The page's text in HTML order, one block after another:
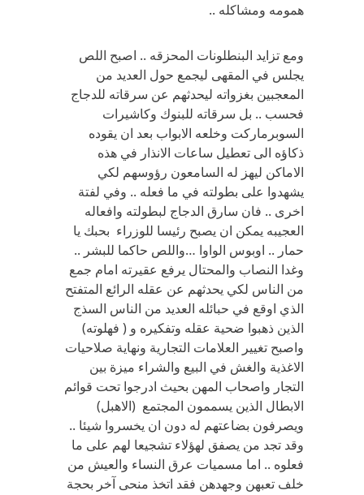
همومه ومشاكله ..
ومع تزايد البنطلونات المحزقه .. اصبح اللص
يجلس في المقهى ليجمع حول العديد من
المعجبين بغزواته ليحدثهم عن سرقاته للدجاج
فحسب .. بل سرقاته للبنوك وكاشيرات
السوبرماركت وخلعه الابواب بعد ان يقوده
ذكاؤه الى تعطيل ساعات الانذار في هذه
الاماكن ليهز له السامعون رؤوسهم لكي
يشهدوا على بطولته في ما فعله .. وفي لفتة
اخرى .. فان سارق الدجاج لبطولته وافعاله
العجيبه يمكن ان يصبح رئيسا للوزراء بحبك يا
حمار .. اوبوس الواوا …واللص حاكما للبشر ..
وغدا النصاب والمحتال يرفع عقيرته امام جمع
من الناس لكي يحدثهم عن عقله الرائع المتفتح
الذي اوقع في حبائله العديد من الناس السذج
الذين ذهبوا ضحية عقله وتفكيره و ( فهلوته)
واصبح تغيير العلامات التجارية ونهاية صلاحيات
الاغذية والغش في البيع والشراء ميزة بين
التجار واصحاب المهن بحيث ادرجوا تحت قوائم
الابطال الذين يسممون المجتمع (الاهبل)
ويصرفون بضاعتهم له دون ان يخسروا شيئا ..
وقد تجد من يصفق لهؤلاء تشجيعا لهم على ما
فعلوه .. اما مسميات عرق النساء والعيش من
خلف تعبهن وجهدهن فقد اتخذ منحى آخر بحجة